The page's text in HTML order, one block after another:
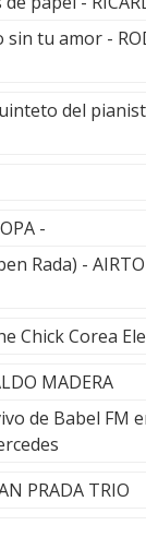
tu amor -
del
-
Rada) -
Chick Corea
MADERA
de Babel FM
PRADA TRIO